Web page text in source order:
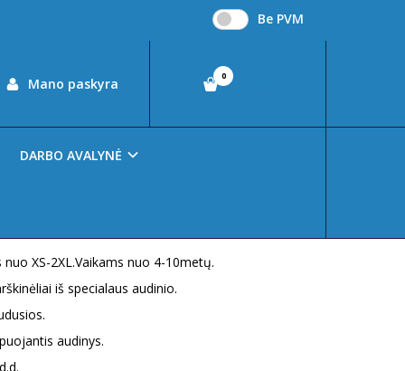
Be PVM
Mano paskyra 0
DARBO AVALYNĖ
XS-2XL.Vaikams nuo 4-10metų.
iš specialaus audinio.
audinys.